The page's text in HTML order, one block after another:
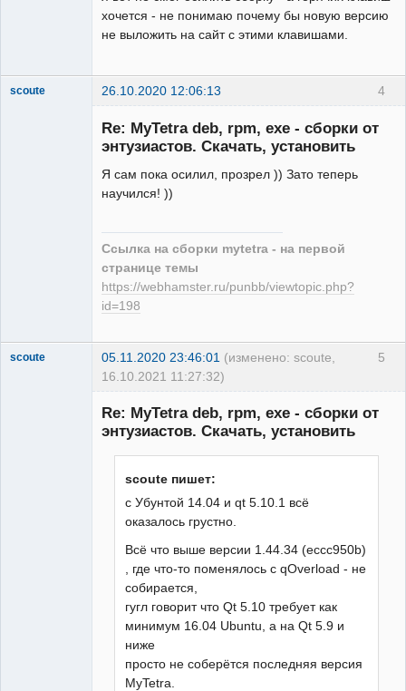
хочется - не понимаю почему бы новую версию
не выложить на сайт с этими клавишами.
4
scoute 26.10.2020 12:06:13
Re: MyTetra deb, rpm, exe - сборки от
энтузиастов. Скачать, установить
Я сам пока осилил, прозрел )) Зато теперь
научился! ))
Ссылка на сборки mytetra - на первой
странице темы
https://webhamster.ru/punbb/viewtopic.php?
id=198
5
scoute 05.11.2020 23:46:01 (изменено: scoute,
16.10.2021 11:27:32)
Re: MyTetra deb, rpm, exe - сборки от
энтузиастов. Скачать, установить
scoute пишет:
с Убунтой 14.04 и qt 5.10.1 всё
оказалось грустно.
Всё что выше версии 1.44.34 (eccc950b)
, где что-то поменялось с qOverload - не
собирается,
гугл говорит что Qt 5.10 требует как
минимум 16.04 Ubuntu, а на Qt 5.9 и
ниже
просто не соберётся последняя версия
MyTetra.